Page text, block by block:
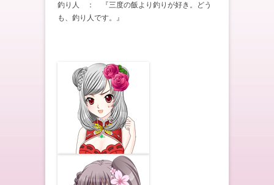
釣り人 ： 『三度の飯より釣りが好き。どう
も、釣り人です。』